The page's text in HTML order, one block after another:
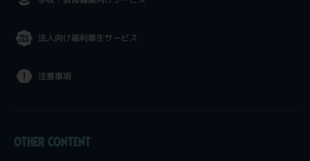
法人向け福利厚生サービス
注意事項
OTHER CONTENT